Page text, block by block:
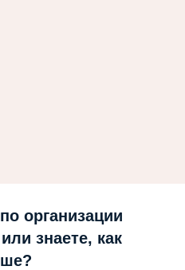
организации
знаете, как